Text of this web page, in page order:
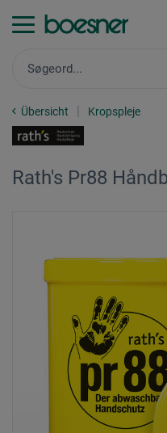
Übersicht Kropspleje
Rath's Pr88